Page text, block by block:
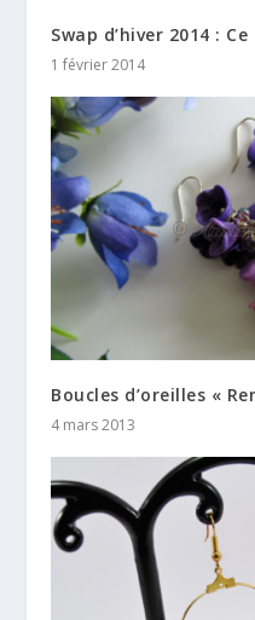
Swap d’hiver 2014 :
1 février 2014
Boucles d’oreilles «
4 mars 2013